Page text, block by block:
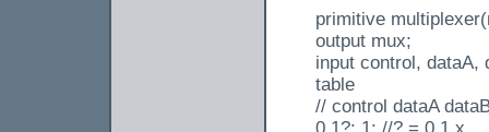
primitive
output mux;
input control, dataA,
table
// control dataA
0 1?: 1; //? = 0,1,x